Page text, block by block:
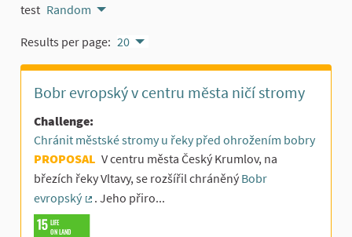
test Random
Results per page: 20
Bobr evropský v centru města ničí stromy
Challenge:
Chránit městské stromy u řeky před ohrožením bobry
PROPOSAL V centru města Český Krumlov, na
březích řeky Vltavy, se rozšířil chráněný Bobr
evropský
(External link)
. Jeho přiro...
LIFE
ON LAND